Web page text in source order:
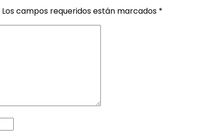
Los campos requeridos están marcados *